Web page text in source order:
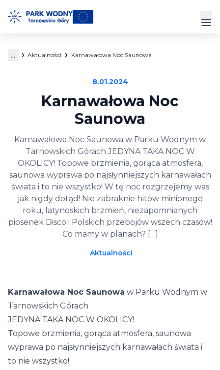
do
Park Wodny
Cennik
Strefa Klienta
Kontakt
... Aktualności Karnawałowa Noc Saunowa
8.01.2024
Karnawałowa Noc
Saunowa
Karnawałowa Noc Saunowa w Parku Wodnym w
Tarnowskich Górach JEDYNA TAKA NOC W
OKOLICY! Topowe brzmienia, gorąca atmosfera,
saunowa wyprawa po najsłynniejszych karnawałach
świata i to nie wszystko! W tę noc rozgrzejemy was
jak nigdy dotąd! Nie zabraknie hitów minionego
roku, latynoskich brzmień, niezapomnianych
piosenek Disco i Polskich przebojów wszech czasów!
Co mamy w planach? […]
Aktualności
Karnawałowa Noc Saunowa w Parku Wodnym w
Tarnowskich Górach
JEDYNA TAKA NOC W OKOLICY!
Topowe brzmienia, gorąca atmosfera, saunowa
wyprawa po najsłynniejszych karnawałach świata i
to nie wszystko!